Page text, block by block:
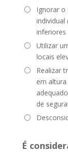
Ignorar o
individual
inferiores
Utilizar
locais
Realizar
em
de
É